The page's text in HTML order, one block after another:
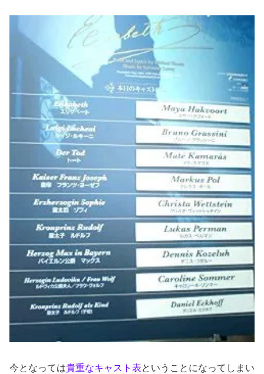
今となっては貴重なキャスト表ということになってしまい